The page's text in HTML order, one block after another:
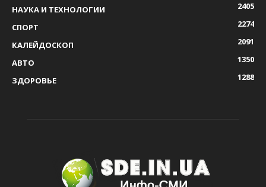
НАУКА И ТЕХНОЛОГИИ
2405
СПОРТ
2274
КАЛЕЙДОСКОП
2091
АВТО
1350
ЗДОРОВЬЕ
1288